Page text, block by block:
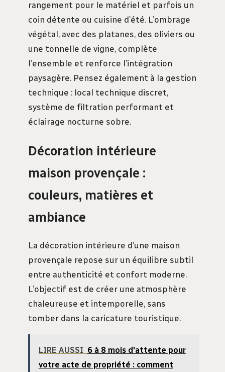
rangement pour le matériel et parfois un
coin détente ou cuisine d’été. L’ombrage
végétal, avec des platanes, des oliviers ou
une tonnelle de vigne, complète
l’ensemble et renforce l’intégration
paysagère. Pensez également à la gestion
technique : local technique discret,
système de filtration performant et
éclairage nocturne sobre.
Décoration intérieure
maison provençale :
couleurs, matières et
ambiance
La décoration intérieure d’une maison
provençale repose sur un équilibre subtil
entre authenticité et confort moderne.
L’objectif est de créer une atmosphère
chaleureuse et intemporelle, sans
tomber dans la caricature touristique.
LIRE AUSSI 6 à 8 mois d'attente pour
votre acte de propriété : comment